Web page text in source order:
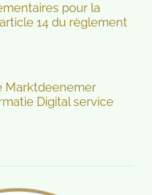
pour la
14 du règlement
Marktdeenemer
Digital service